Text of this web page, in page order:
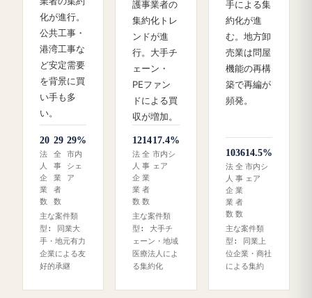
化が進行。
公共工事・
港湾工事な
ど安定需要
を背景に買
い手も多
い。
20
法
人
企
業
数
29
全
事
業
者
数
29%
市内
シェ
ア
主な案件類
型: 同業大
手・地元有力
企業による友
好的承継
護事業者の
集約化トレ
ンドが進
行。大手チ
ェーン・
PEファン
ドによる買
収が増加。
12
法
人
企
業
数
14
全
事
業
者
数
17.4%
市内シ
ェア
主な案件類
型: 大手チ
ェーン・地域
医療法人によ
る集約化
手による集
約化が進
む。地方卸
売業は問屋
機能の再構
築で再編が
頻発。
10
法
人
企
業
数
36
全
事
業
者
数
14.5%
市内シ
ェア
主な案件類
型: 同業上
位企業・商社
による集約